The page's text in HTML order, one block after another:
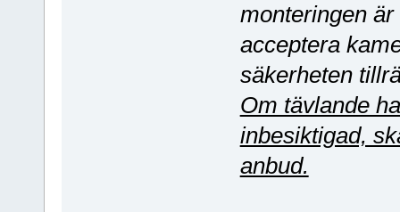
monteringen
acceptera
säkerheten
Om tävlande
inbesiktigad,
anbud.